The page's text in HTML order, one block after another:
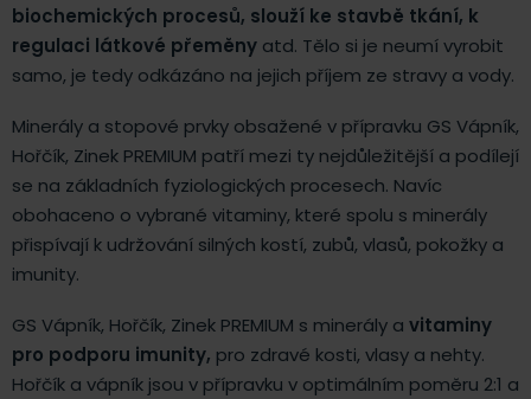
biochemických procesů, slouží ke stavbě tkání, k
regulaci látkové přeměny atd. Tělo si je neumí vyrobit
samo, je tedy odkázáno na jejich příjem ze stravy a vody.
Minerály a stopové prvky obsažené v přípravku GS Vápník,
Hořčík, Zinek PREMIUM patří mezi ty nejdůležitější a podílejí
se na základních fyziologických procesech. Navíc
obohaceno o vybrané vitaminy, které spolu s minerály
přispívají k udržování silných kostí, zubů, vlasů, pokožky a
imunity.
GS Vápník, Hořčík, Zinek PREMIUM s minerály a vitaminy
pro podporu imunity, pro zdravé kosti, vlasy a nehty.
Hořčík a vápník jsou v přípravku v optimálním poměru 2:1 a